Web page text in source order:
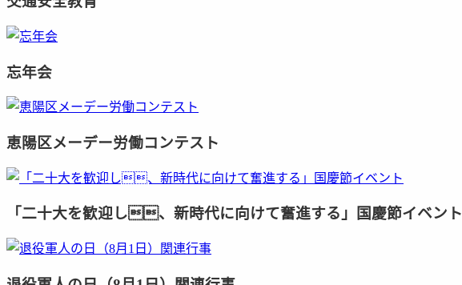
忘年会
恵陽区メーデー労働コンテスト
「二十大を歓迎し、新時代に向けて奮進する」国慶節イベント